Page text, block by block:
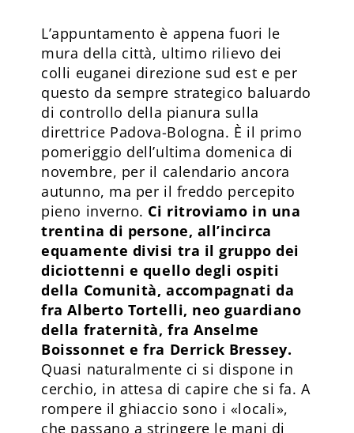
L’appuntamento è appena fuori le
mura della città, ultimo rilievo dei
colli euganei direzione sud est e per
questo da sempre strategico baluardo
di controllo della pianura sulla
direttrice Padova-Bologna. È il primo
pomeriggio dell’ultima domenica di
novembre, per il calendario ancora
autunno, ma per il freddo percepito
pieno inverno. Ci ritroviamo in una
trentina di persone, all’incirca
equamente divisi tra il gruppo dei
diciottenni e quello degli ospiti
della Comunità, accompagnati da
fra Alberto Tortelli, neo guardiano
della fraternità, fra Anselme
Boissonnet e fra Derrick Bressey.
Quasi naturalmente ci si dispone in
cerchio, in attesa di capire che si fa. A
rompere il ghiaccio sono i «locali»,
che passano a stringere le mani di